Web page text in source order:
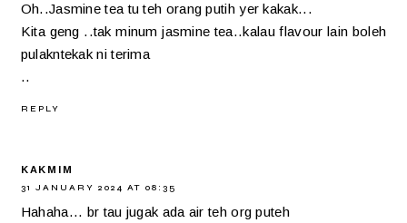
Oh..Jasmine tea tu teh orang putih yer kakak...
Kita geng ..tak minum jasmine tea..kalau flavour lain boleh
pulakntekak ni terima
..
REPLY
KAKMIM
31 JANUARY 2024 AT 08:35
Hahaha... br tau jugak ada air teh org puteh